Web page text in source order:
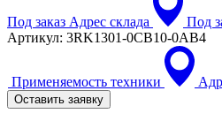
Под заказ Адрес склада
Под
Артикул: 3RK1301-0CB10-0AB4
Применяемость техники
Оставить заявку